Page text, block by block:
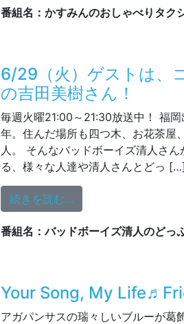
番組名：かすみんのおしゃべりタク
6/29（火）ゲストは、
の吉田美樹さん！
毎週火曜21:00～21:30放送中！ 福
年。住んだ場所も四つ木、お花茶屋
人。 そんなバッドボーイズ清人さ
る、様々な人達や清人さんとどっ […]
続きを読む…
番組名：バッドボーイズ清人のどっ
Your Song, My
アガパンサスの瑞々しいブルーが葛